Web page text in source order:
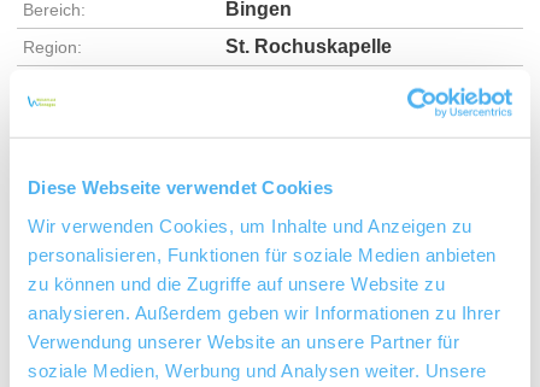
Diese Webseite verwendet Cookies
Wir verwenden Cookies, um Inhalte und Anzeigen zu
personalisieren, Funktionen für soziale Medien anbieten
zu können und die Zugriffe auf unsere Website zu
analysieren. Außerdem geben wir Informationen zu Ihrer
Verwendung unserer Website an unsere Partner für
soziale Medien, Werbung und Analysen weiter. Unsere
Bereich: Bingen
Region: St. Rochuskapelle
Bodenarten
MERGEL/PARARENDZINA